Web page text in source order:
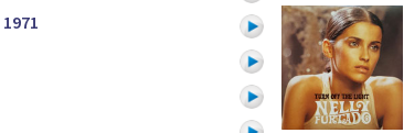
1971